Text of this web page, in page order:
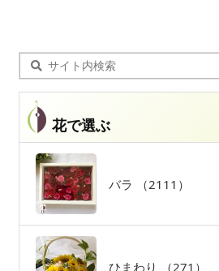
花で選ぶ
バラ （2111）
ひまわり （271）